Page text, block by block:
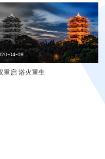
04-09
重启 浴火重生